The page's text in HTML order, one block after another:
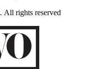
. All rights reserved